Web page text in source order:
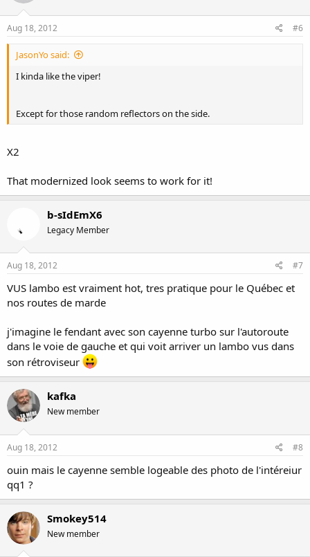
Aug 18, 2012 #6
JasonYo said:
I kinda like the viper!
Except for those random reflectors on the side.
X2
That modernized look seems to work for it!
b-sIdEmX6
Legacy Member
Aug 18, 2012 #7
VUS lambo est vraiment hot, tres pratique pour le Québec et
nos routes de marde
j'imagine le fendant avec son cayenne turbo sur l'autoroute
dans le voie de gauche et qui voit arriver un lambo vus dans
son rétroviseur
kafka
New member
Aug 18, 2012 #8
ouin mais le cayenne semble logeable des photo de l'intéreiur
qq1 ?
Smokey514
New member